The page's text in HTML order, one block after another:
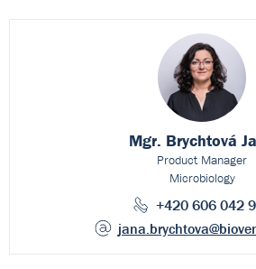
Mgr. Brychtová
Product Manager
Microbiology
+420 606 042
jana.brychtova